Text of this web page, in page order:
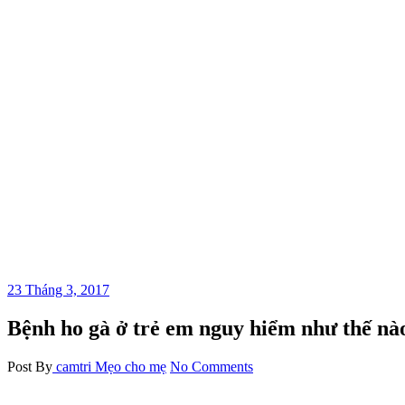
23 Tháng 3, 2017
Bệnh ho gà ở trẻ em nguy hiểm như thế
Post By camtri Mẹo cho mẹ No Comments